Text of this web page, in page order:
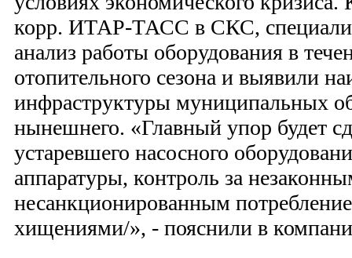
корр. ИТАР-ТАСС в СКС,
анализ работы оборудования в
отопительного сезона и выявили
инфраструктуры муниципальных
нынешнего. «Главный упор будет
устаревшего насосного
аппаратуры, контроль за
несанкционированным
хищениями/», - пояснили в